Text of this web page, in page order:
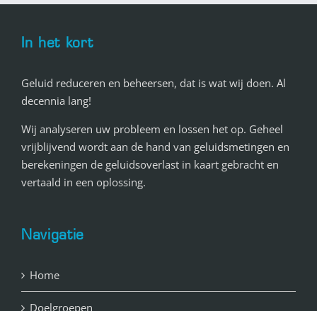
In het kort
Geluid reduceren en beheersen, dat is wat wij doen. Al
decennia lang!
Wij analyseren uw probleem en lossen het op. Geheel
vrijblijvend wordt aan de hand van geluidsmetingen en
berekeningen de geluidsoverlast in kaart gebracht en
vertaald in een oplossing.
Navigatie
Home
Doelgroepen